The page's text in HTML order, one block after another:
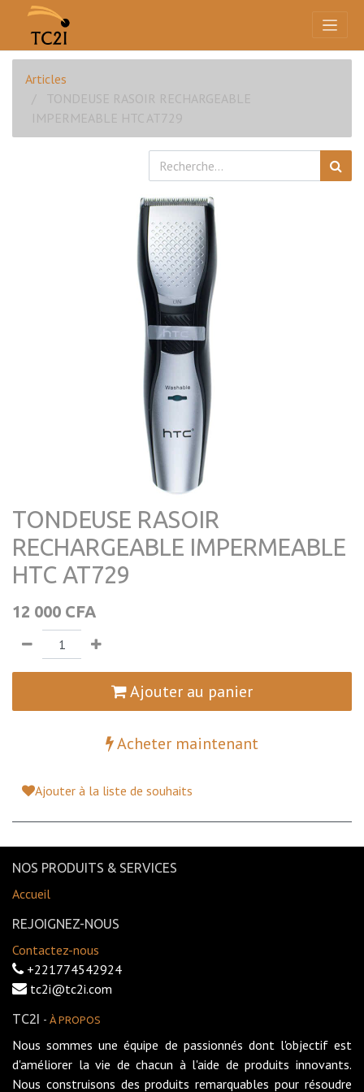
Articles
TONDEUSE RASOIR RECHARGEABLE
IMPERMEABLE HTC AT729
TONDEUSE RASOIR
RECHARGEABLE IMPERMEABLE
HTC AT729
12 000 CFA
Ajouter au panier
Acheter maintenant
Ajouter à la liste de souhaits
NOS PRODUITS & SERVICES
Accueil
REJOIGNEZ-NOUS
Contactez-nous
+221774542924
tc2i@tc2i.com
TC2I - À PROPOS
Nous sommes une équipe de passionnés dont l'objectif est
d'améliorer la vie de chacun à l'aide de produits innovants.
Nous construisons des produits remarquables pour résoudre